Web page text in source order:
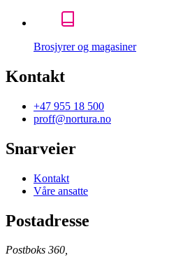
Brosjyrer og magasiner
Kontakt
+47 955 18 500
proff@nortura.no
Snarveier
Kontakt
Våre ansatte
Postadresse
Postboks 360,